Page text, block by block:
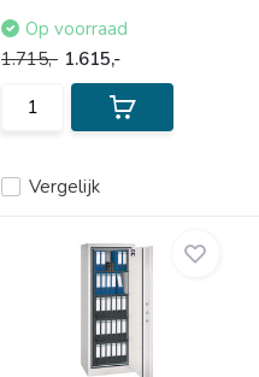
Vergelijk
Op voorraad
1.715,- 1.615,-